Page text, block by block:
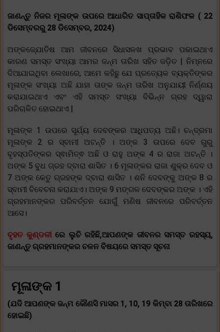
ଜାଣନ୍ତୁ ନିଜର ମୂଳାଙ୍କ ଉପରେ ଆଧାରିତ ସାପ୍ତାହିକ ରାଶିଫଳ ( 22
ଡିସେମ୍ବରରୁ 28 ଡିସେମ୍ବର, 2024)
ଅଙ୍କଜ୍ଯୋତିଷ ଆମ ଜୀବନରେ ସିଧାସଳଖ ପ୍ରଭାବ ପକାଇଥାଏ
କାରଣ ସମସ୍ତ ସଂଖ୍ୟା ଆମର ଜନ୍ମ ତାରିଖ ସହିତ ଜଡ଼ିତ | ନିମ୍ନରେ
ଦିଆଯାଇଥିବା ଲେଖାରେ, ଆମେ କହିଛୁ ଯେ ପ୍ରତ୍ୟେକ ବ୍ୟକ୍ତିଙ୍କର
ମୂଳାଙ୍କ ସଂଖ୍ୟା ଅଛି ଯାହା ତାଙ୍କ ଜନ୍ମ ତାରିଖ ଅନୁଯାୟୀ ନିର୍ଣ୍ଣୟ
କରାଯାଇଥାଏ ଏବଂ ଏହି ସମସ୍ତ ସଂଖ୍ୟା ବିଭିନ୍ନ ଗ୍ରହ ଦ୍ୱାରା
ପରିଚାଳିତ ହୋଇଥାଏ |
ମୂଳାଙ୍କ 1 ଉପରେ ସୂର୍ଯ୍ୟ ଦେବଙ୍କର ଆଧିପତ୍ୟ ଅଛି। ଚନ୍ଦ୍ରମା
ମୂଳାଙ୍କ 2 ର ସ୍ବାମୀ ଅଟନ୍ତି । ଅଙ୍କ 3 ଉପରେ ଦେବ ଗୁରୁ
ବୃହସ୍ପତିଙ୍କର ସ୍ଵାମିତ୍ଵ ଅଛି ଓ ରାହୁ ଅଙ୍କ 4 ର ରାଜା ଅଟନ୍ତି ।
ଅଙ୍କ 5 ବୁଧ ଗ୍ରହ ଦ୍ବାରା ଶାସିତ । 6 ମୂଳାଙ୍କର ରାଜା ଶୁକ୍ର ଦେବ ଓ
7 ଅଙ୍କ କେତୁ ଗ୍ରହଙ୍କ ଦ୍ବାରା ଶାସିତ । ଶନି ଦେବଙ୍କୁ ଅଙ୍କ 8 ର
ସ୍ବାମୀ ବିବେଚନା କରାଯାଏ। ଅଙ୍କ 9 ମଙ୍ଗଳ ଦେବଙ୍କର ଅଙ୍କ । ଏହି
ଗ୍ରହମାନଙ୍କର ପରିବର୍ତ୍ତନ ଯୋଗୁଁ ମଣିଷ ଜୀବନରେ ପରିବର୍ତ୍ତନ
ଆସେ।
ବୃହତ କୁଣ୍ଡଳୀରେ ଲୁଚି ରହିଛି,ଆପଣଙ୍କ ଜୀବନର ସମସ୍ତ ରହସ୍ୟ,
ଜାଣନ୍ତୁ ଗ୍ରହମାନଙ୍କର ଚଳନ ବିଷୟରେ ସମସ୍ତ ସୂଚନା
ମୂଳାଙ୍କ 1
(ଯଦି ଆପଣଙ୍କ ଜନ୍ମ କୌଣସି ମାସର 1, 10, 19 କିମ୍ବା 28 ତାରିଖରେ
ହୋଇଛି)